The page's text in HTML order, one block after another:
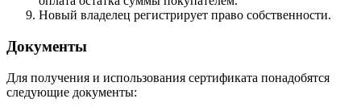
Новый владелец регистрирует право собственности.
Документы
Для получения и использования сертификата понадобятся
следующие документы: